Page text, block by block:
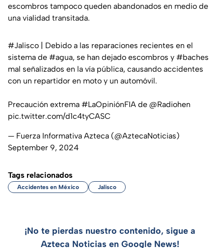
escombros tampoco queden abandonados en medio de
una vialidad transitada.
#Jalisco | Debido a las reparaciones recientes en el
sistema de #agua, se han dejado escombros y #baches
mal señalizados en la vía pública, causando accidentes
con un repartidor en moto y un automóvil.
Precaución extrema #LaOpiniónFIA de @Radiohen
pic.twitter.com/d1c4tyCASC
— Fuerza Informativa Azteca (@AztecaNoticias)
September 9, 2024
Tags relacionados
Accidentes en México Jalisco
¡No te pierdas nuestro contenido, sigue a
Azteca Noticias en Google News!